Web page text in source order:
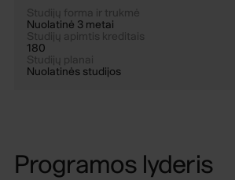
Studijų forma ir trukmė
Nuolatinė 3 metai
Studijų apimtis kreditais
180
Studijų planai
Nuolatinės studijos
Programos lyderis